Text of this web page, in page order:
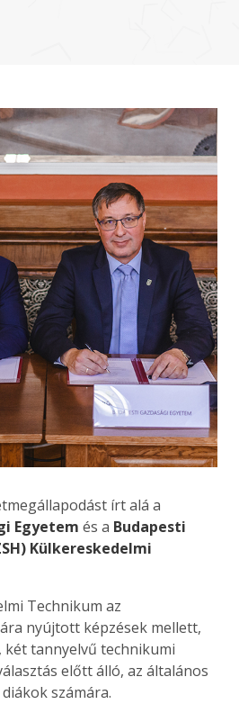
írt alá a
Egyetem és a Budapesti
Külkereskedelmi
Technikum az
nyújtott képzések mellett,
két tannyelvű technikumi
előtt álló, az általános
számára.